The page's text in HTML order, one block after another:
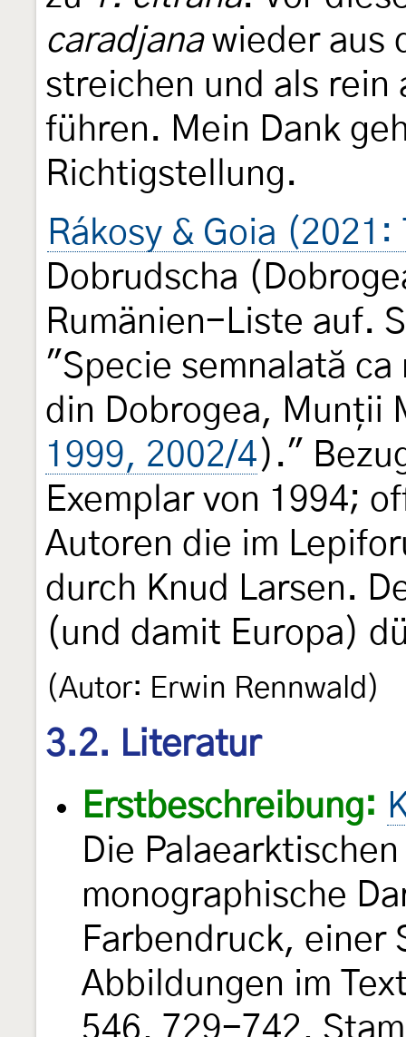
caradjanawieder aus
streichen und als
führen. Mein Dank
Richtigstellung.
Rákosy & Goia (2021:
Dobrudscha
Rumänien-Liste auf.
"Specie semnalată
din Dobrogea, Munții
1999, 2002/4 )."
Exemplar von 1994;
Autoren die im
durch Knud Larsen.
(und damit Europa)
(Autor: Erwin Rennwald)
3.2. Literatur
Erstbeschreibung:
Die
monographische
Farbendruck, einer
Abbildungen im
546, 729-742,